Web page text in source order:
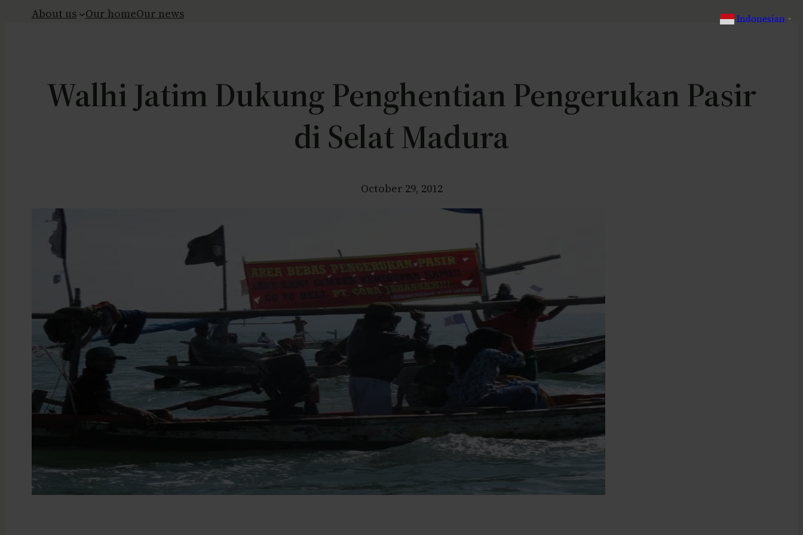
About us Our homeOur news
Walhi Jatim Dukung Penghentian Pengerukan Pasir
di Selat Madura
October 29, 2012
Indonesian ▼